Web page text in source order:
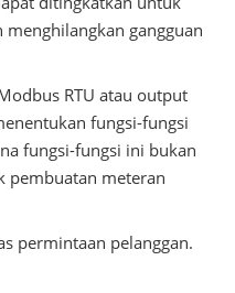
gangguan
RTU atau output
fungsi-fungsi
fungsi-fungsi ini bukan
pembuatan meteran
permintaan pelanggan.